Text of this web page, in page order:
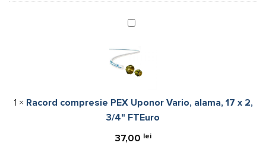
Racord
PEX
Uponor
Vario,
17
1 × Racord compresie PEX Uponor Vario, alama, 17 x 2,
3/4" FTEuro
37,00 lei